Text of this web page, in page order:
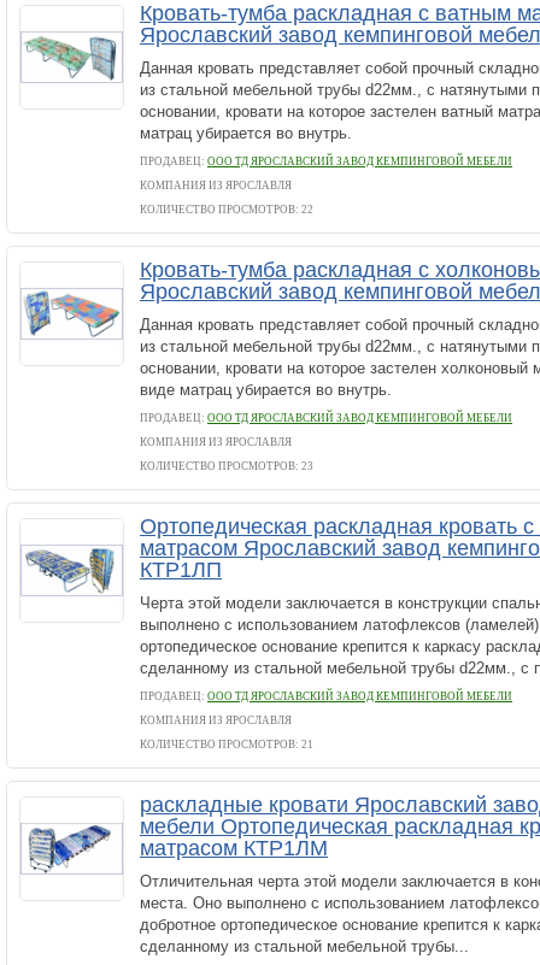
Кровать-тумба раскладная с ватным
Ярославский завод кемпинговой
Данная кровать представляет собой прочный
из стальной мебельной трубы d22мм., с натянутыми
основании, кровати на которое застелен ватный
матрац убирается во внутрь.
ПРОДАВЕЦ: ООО ТД ЯРОСЛАВСКИЙ ЗАВОД КЕМПИНГОВОЙ МЕБЕЛИ
КОМПАНИЯ ИЗ ЯРОСЛАВЛЯ
КОЛИЧЕСТВО ПРОСМОТРОВ: 22
Кровать-тумба раскладная с
Ярославский завод кемпинговой
Данная кровать представляет собой прочный
из стальной мебельной трубы d22мм., с натянутыми
основании, кровати на которое застелен
виде матрац убирается во внутрь.
ПРОДАВЕЦ: ООО ТД ЯРОСЛАВСКИЙ ЗАВОД КЕМПИНГОВОЙ МЕБЕЛИ
КОМПАНИЯ ИЗ ЯРОСЛАВЛЯ
КОЛИЧЕСТВО ПРОСМОТРОВ: 23
Ортопедическая раскладная кровать
матрасом Ярославский завод
КТР1ЛП
Черта этой модели заключается в конструкции
выполнено с использованием латофлексов
ортопедическое основание крепится к каркасу
сделанному из стальной мебельной трубы d22мм.,
ПРОДАВЕЦ: ООО ТД ЯРОСЛАВСКИЙ ЗАВОД КЕМПИНГОВОЙ МЕБЕЛИ
КОМПАНИЯ ИЗ ЯРОСЛАВЛЯ
КОЛИЧЕСТВО ПРОСМОТРОВ: 21
раскладные кровати Ярославский
мебели Ортопедическая раскладная
матрасом КТР1ЛМ
Отличительная черта этой модели заключается в
места. Оно выполнено с использованием
добротное ортопедическое основание крепится к
сделанному из стальной мебельной трубы...